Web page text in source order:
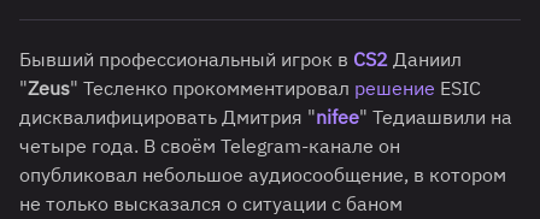
Бывший профессиональный игрок в CS2 Даниил
"Zeus" Тесленко прокомментировал решение ESIC
дисквалифицировать Дмитрия "nifee" Тедиашвили на
четыре года. В своём Telegram-канале он
опубликовал небольшое аудиосообщение, в котором
не только высказался о ситуации с баном